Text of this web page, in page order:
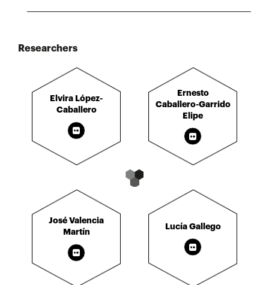
Researchers
Elvira López-
Caballero
Ernesto
Caballero-Garrido
Elipe
José Valencia
Martín
Lucía Gallego